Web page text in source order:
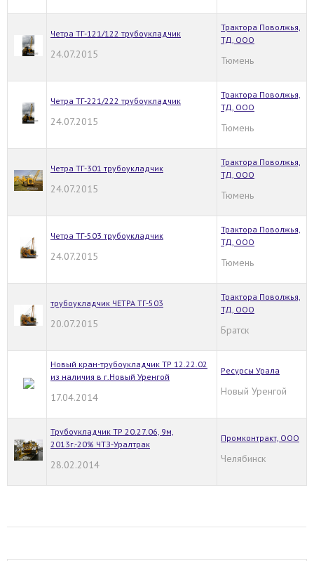
Четра ТГ-121/122 трубоукладчик
24.07.2015
Трактора Поволжья,
ТД, ООО
Тюмень
Четра ТГ-221/222 трубоукладчик
24.07.2015
Трактора Поволжья,
ТД, ООО
Тюмень
Четра ТГ-301 трубоукладчик
24.07.2015
Трактора Поволжья,
ТД, ООО
Тюмень
Четра ТГ-503 трубоукладчик
24.07.2015
Трактора Поволжья,
ТД, ООО
Тюмень
трубоукладчик ЧЕТРА ТГ-503
20.07.2015
Трактора Поволжья,
ТД, ООО
Братск
Новый кран-трубоукладчик ТР 12.22.02
из наличия в г.Новый Уренгой
17.04.2014
Ресурсы Урала
Новый Уренгой
Трубоукладчик ТР 20.27.06, 9м,
2013г.-20% ЧТЗ-Уралтрак
28.02.2014
Промконтракт, ООО
Челябинск